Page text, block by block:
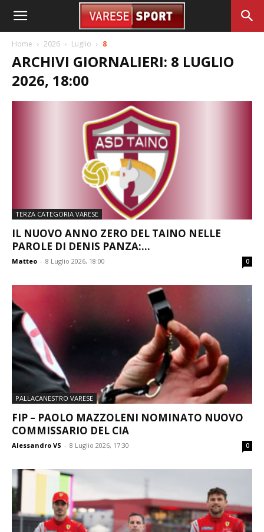
Home 2026 Luglio 8
ARCHIVI GIORNALIERI: 8 LUGLIO
2026, 18:00
TERZA CATEGORIA VARESE
IL NUOVO ANNO ZERO DEL TAINO NELLE
PAROLE DI DENIS PANZA:...
Matteo - 8 Luglio 2026, 18:00 0
PALLACANESTRO VARESE
FIP – PAOLO MAZZOLENI NOMINATO NUOVO
COMMISSARIO DEL CIA
Alessandro VS - 8 Luglio 2026, 17:30 0